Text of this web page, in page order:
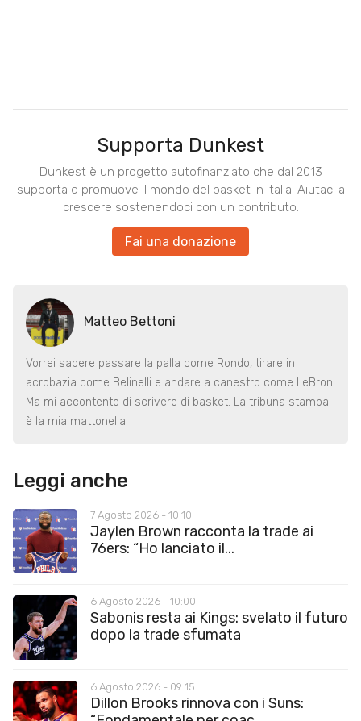
Supporta Dunkest
Dunkest è un progetto autofinanziato che dal 2013
supporta e promuove il mondo del basket in Italia. Aiutaci a
crescere sostenendoci con un contributo.
Fai una donazione
Matteo Bettoni
Vorrei sapere passare la palla come Rondo, tirare in
acrobazia come Belinelli e andare a canestro come LeBron.
Ma mi accontento di scrivere di basket. La tribuna stampa
è la mia mattonella.
Leggi anche
7 Agosto 2026 - 10:10
Jaylen Brown racconta la trade ai
76ers: “Ho lanciato il...
6 Agosto 2026 - 10:00
Sabonis resta ai Kings: svelato il futuro
dopo la trade sfumata
6 Agosto 2026 - 09:15
Dillon Brooks rinnova con i Suns: